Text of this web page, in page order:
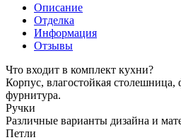
Описание
Отделка
Информация
Отзывы
Что входит в комплект кухни?
Корпус, влагостойкая столешница,
фурнитура.
Ручки
Различные варианты дизайна и
Петли